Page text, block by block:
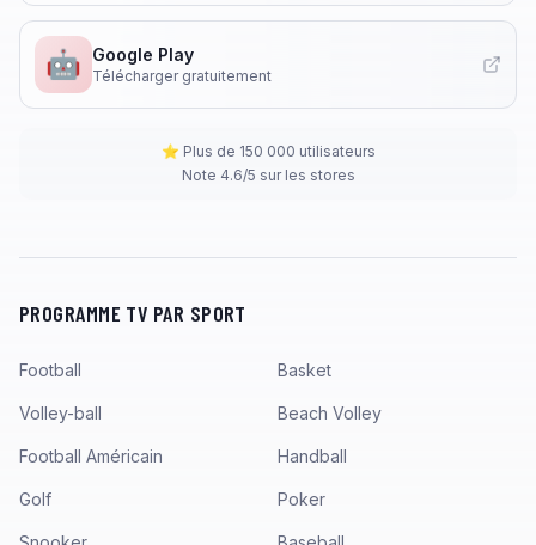
🤖 Google Play
Télécharger gratuitement
⭐ Plus de 150 000 utilisateurs
Note 4.6/5 sur les stores
PROGRAMME TV PAR SPORT
Football Basket
Volley-ball Beach Volley
Football Américain Handball
Golf Poker